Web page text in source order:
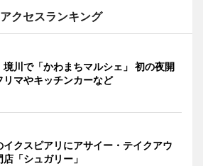
アクセスランキング
境川で「かわまちマルシェ」 初の夜開
リマやキッチンカーなど
イクスピアリにアサイー・テイクアウ
店「シュガリー」